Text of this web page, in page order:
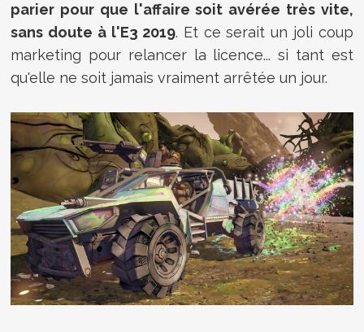
parier pour que l'affaire soit avérée très vite,
sans doute à l'E3 2019. Et ce serait un joli coup
marketing pour relancer la licence... si tant est
qu'elle ne soit jamais vraiment arrêtée un jour.